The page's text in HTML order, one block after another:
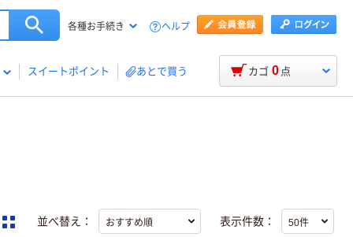
各種お手続き ヘルプ
スイートポイント あとで買う カゴ 0 点
並べ替え： 表示件数：